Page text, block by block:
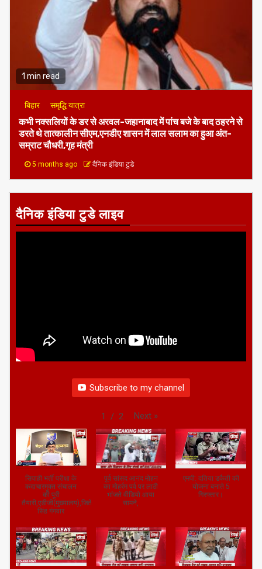
1 min read
बिहार समृद्धि यात्रा
कभी नक्सलियों के डर से अरवल-जहानाबाद में पांच बजे के बाद ठहरने से
डरते थे तात्कालीन सीएम,एनडीए शासन में लाल सलाम का हुआ अंत-
सम्राट चौधरी,गृह मंत्री
5 months ago दैनिक इंडिया टुडे
दैनिक इंडिया टुडे लाइव
Subscribe to my channel
1 / 2 Next »
सिपाही भर्ती परीक्षा के
कदाचारमुक्त संचालन
की पूरी
तैयारी,एडीजी(मुख्यालय),जितेंद्र
सिंह गंगवार
पूर्व सांसद आनंद मोहन
का मोहर्रम पर्व पर लाठी
भांजते वीडियो आया
सामने,
एमपी: दतिया डकैती की
योजना बनाते 5
गिरफ्तार।